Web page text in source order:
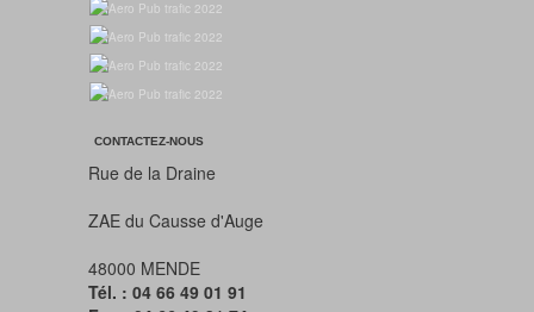
CONTACTEZ-NOUS
Rue de la Draine
ZAE du Causse d'Auge
48000 MENDE
Tél. : 04 66 49 01 91